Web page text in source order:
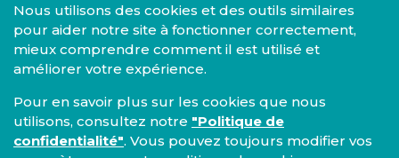
Nous utilisons des cookies et des outils similaires
pour aider notre site à fonctionner correctement,
mieux comprendre comment il est utilisé et
améliorer votre expérience.
Pour en savoir plus sur les cookies que nous
utilisons, consultez notre "Politique de
confidentialité". Vous pouvez toujours modifier vos
Centre d'études du PS, l'Institut Emile Vandervelde se
consacre à la recherche sur toutes les questions d'ordre
économique, social, financier, administratif, politique,
éthique, juridique et environnemental.